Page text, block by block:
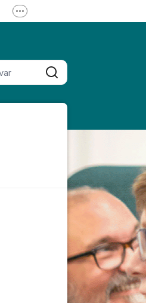
Sök
Fler supportlänkar